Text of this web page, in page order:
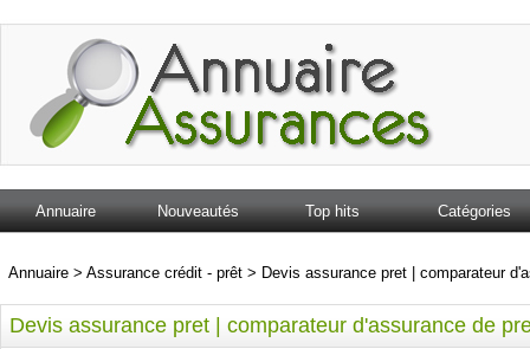
Annuaire Nouveautés Top hits Catégories
Annuaire > Assurance crédit - prêt > Devis assurance pret | comparateur
Devis assurance pret | comparateur d'assurance de